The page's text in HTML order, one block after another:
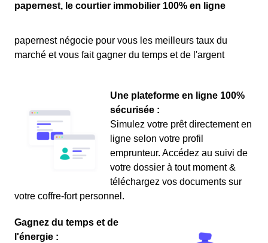
papernest, le courtier immobilier 100% en ligne
papernest négocie pour vous les meilleurs taux du
marché et vous fait gagner du temps et de l'argent
Une plateforme en ligne 100%
sécurisée :
Simulez votre prêt directement en
ligne selon votre profil
emprunteur. Accédez au suivi de
votre dossier à tout moment &
téléchargez vos documents sur
votre coffre-fort personnel.
Gagnez du temps et de
l'énergie :